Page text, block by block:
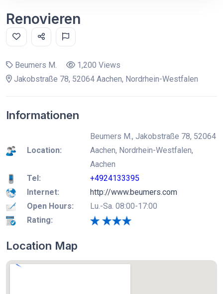
Renovieren
Beumers M.
1,200 Views
Jakobstraße 78, 52064 Aachen, Nordrhein-Westfalen
Informationen
Location:
Beumers M., Jakobstraße 78, 52064
Aachen, Nordrhein-Westfalen,
Aachen
Tel:
+4924133395
Internet:
http://www.beumers.com
Open Hours:
Lu.-Sa. 08:00-17:00
Rating:
Location Map